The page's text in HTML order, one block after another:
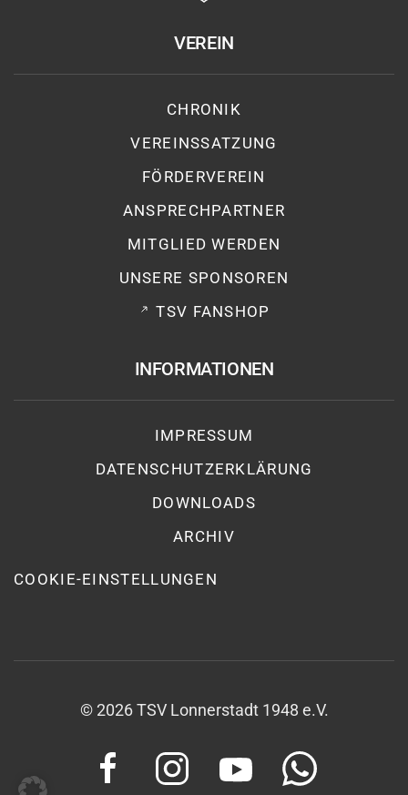
VEREIN
CHRONIK
VEREINSSATZUNG
FÖRDERVEREIN
ANSPRECHPARTNER
MITGLIED WERDEN
UNSERE SPONSOREN
TSV FANSHOP
INFORMATIONEN
IMPRESSUM
DATENSCHUTZ­ERKLÄRUNG
DOWNLOADS
ARCHIV
COOKIE-EINSTELLUNGEN
© 2026TSV Lonnerstadt 1948 e.V.